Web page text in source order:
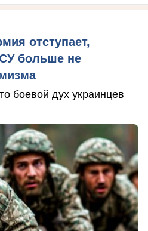
отступает,
больше не
боевой дух украинцев